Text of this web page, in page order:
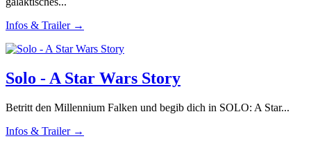
Infos & Trailer →
Solo - A Star Wars Story
Betritt den Millennium Falken und begib dich in SOLO: A Star...
Infos & Trailer →